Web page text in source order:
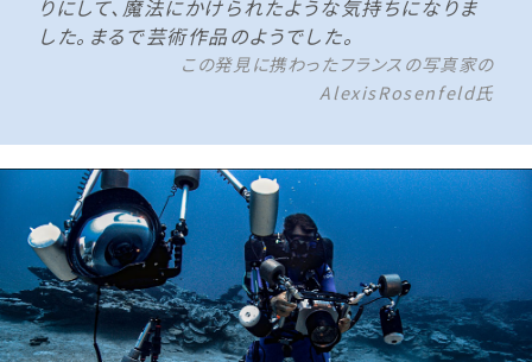
りにして、魔法にかけられたような気持ちになりま
した。まるで芸術作品のようでした。
この発見に携わったフランスの写真家の
AlexisRosenfeld氏